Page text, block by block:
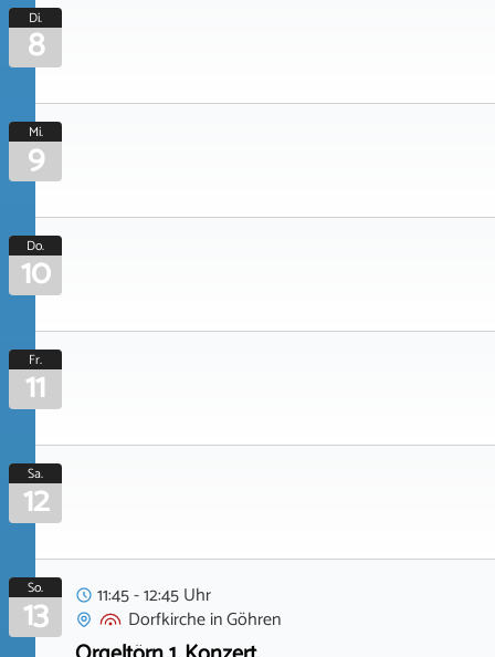
Di.
8
Mi.
9
Do.
10
Fr.
11
Sa.
12
So.
13
11:45 - 12:45 Uhr
DorfkircheinGöhren